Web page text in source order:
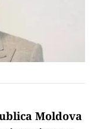
Moldova